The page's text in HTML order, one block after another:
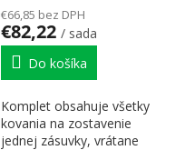
€66,85 bez DPH
€82,22 / sada
Do košíka
Komplet obsahuje všetky
kovania na zostavenie
jednej zásuvky, vrátane